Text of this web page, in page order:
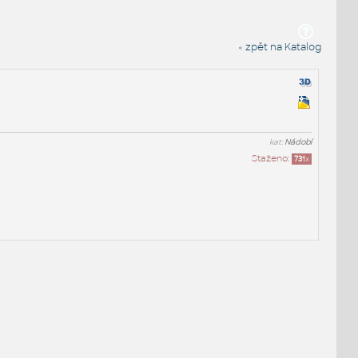
« zpět na Katalog
kat:Nádobí
Staženo: 731x